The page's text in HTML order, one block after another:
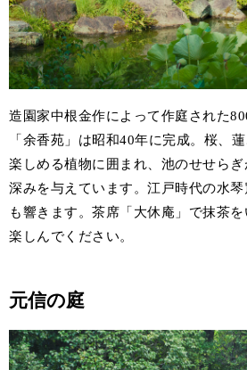
造園家中根金作によって作庭された
「余香苑」は昭和40年に完成。桜、
楽しめる植物に囲まれ、池のせせら
深みを与えています。江戸時代の水
も響きます。茶席「大休庵」で抹茶
楽しんでください。
元信の庭